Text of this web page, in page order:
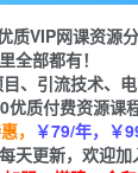
员专属 正文
质VIP网课资源
全部都有！
、引流技术、
质付费资源课程
， ￥79/年，￥
每天更新，欢迎加